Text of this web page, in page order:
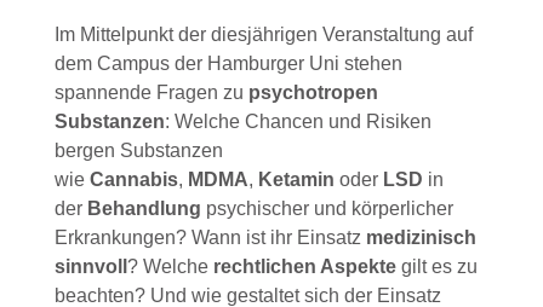
Im Mittelpunkt der diesjährigen Veranstaltung auf
dem Campus der Hamburger Uni stehen
spannende Fragen zu psychotropen
Substanzen: Welche Chancen und Risiken
bergen Substanzen
wie Cannabis, MDMA, Ketamin oderLSD in
der Behandlung psychischer und körperlicher
Erkrankungen? Wann ist ihr Einsatz medizinisch
sinnvoll ? Welche rechtlichen Aspektegilt es zu
beachten? Und wie gestaltet sich der Einsatz